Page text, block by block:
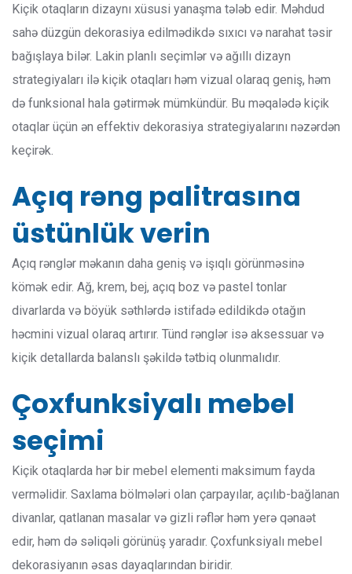
Kiçik otaqların dizaynı xüsusi yanaşma tələb edir. Məhdud
sahə düzgün dekorasiya edilmədikdə sıxıcı və narahat təsir
bağışlaya bilər. Lakin planlı seçimlər və ağıllı dizayn
strategiyaları ilə kiçik otaqları həm vizual olaraq geniş, həm
də funksional hala gətirmək mümkündür. Bu məqalədə kiçik
otaqlar üçün ən effektiv dekorasiya strategiyalarını nəzərdən
keçirək.
Açıq rəng palitrasına
üstünlük verin
Açıq rənglər məkanın daha geniş və işıqlı görünməsinə
kömək edir. Ağ, krem, bej, açıq boz və pastel tonlar
divarlarda və böyük səthlərdə istifadə edildikdə otağın
həcmini vizual olaraq artırır. Tünd rənglər isə aksessuar və
kiçik detallarda balanslı şəkildə tətbiq olunmalıdır.
Çoxfunksiyalı mebel
seçimi
Kiçik otaqlarda hər bir mebel elementi maksimum fayda
verməlidir. Saxlama bölmələri olan çarpayılar, açılıb-bağlanan
divanlar, qatlanan masalar və gizli rəflər həm yerə qənaət
edir, həm də səliqəli görünüş yaradır. Çoxfunksiyalı mebel
dekorasiyanın əsas dayaqlarından biridir.